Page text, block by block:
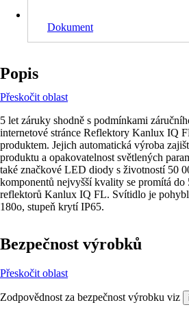
Dokument
Popis
Přeskočit oblast
5 let záruky shodně s podmínkami
internetové stránce Reflektory Kanlux IQ
produktem. Jejich automatická výroba
produktu a opakovatelnost světlených
také značkové LED diody s životností 50
komponentů nejvyšší kvality se promítá do
reflektorů Kanlux IQ FL. Svítidlo je
180o, stupeň krytí IP65.
Bezpečnost výrobků
Přeskočit oblast
Zodpovědnost za bezpečnost výrobku viz